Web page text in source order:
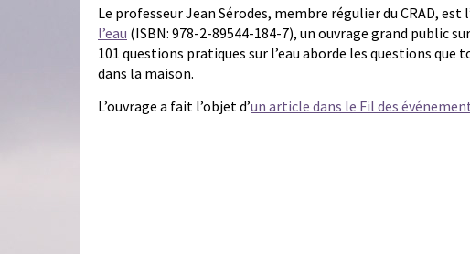
Le professeur Jean Sérodes, membre régulier du CRAD, est
l’eau (ISBN: 978-2-89544-184-7), un ouvrage grand public
101 questions pratiques sur l’eau aborde les questions que
dans la maison.
L’ouvrage a fait l’objet d’un article dans le Fil des